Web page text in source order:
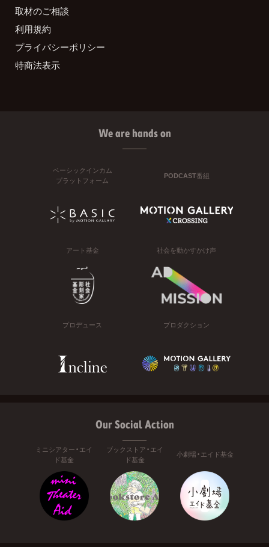
取材のご相談
利用規約
プライバシーポリシー
特商法表示
We are hands on
ベーシックインカム
プラットフォーム
PODCAST番組
アート基金 社会を動かすかけ声
プロデュース プロダクション
Our Social Action
ミニシアター・エイ
ド基金
ブックストア・エイ
ド基金
小劇場・エイド基金